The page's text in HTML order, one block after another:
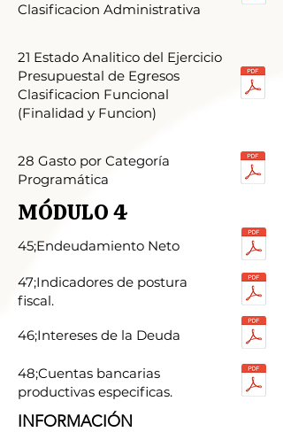
Clasificacion Administrativa
21 Estado Analitico del Ejercicio
Presupuestal de Egresos
Clasificacion Funcional
(Finalidad y Funcion)
28 Gasto por Categoría
Programática
MÓDULO 4
45;Endeudamiento Neto
47;Indicadores de postura
fiscal.
46;Intereses de la Deuda
48;Cuentas bancarias
productivas especificas.
INFORMACIÓN